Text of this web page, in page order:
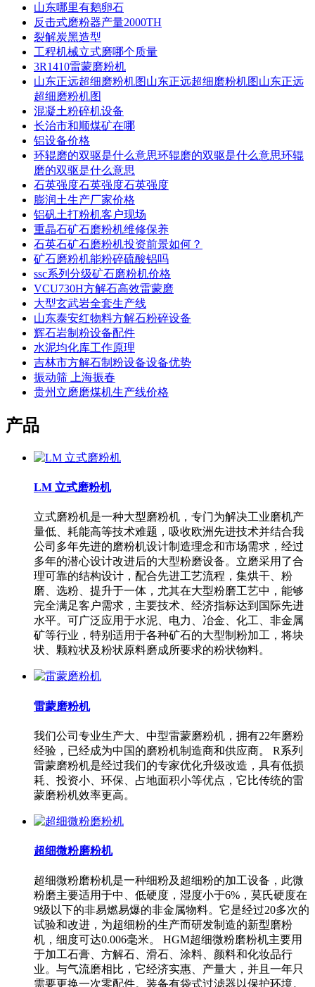
山东哪里有鹅卵石
反击式磨粉器产量2000TH
裂解炭黑造型
工程机械立式磨哪个质量
3R1410雷蒙磨粉机
山东正远超细磨粉机图山东正远超细磨粉机图山东正远
超细磨粉机图
混凝土粉碎机设备
长治市和顺煤矿在哪
铝设备价格
环辊磨的双驱是什么意思环辊磨的双驱是什么意思环辊
磨的双驱是什么意思
石英强度石英强度石英强度
膨润土生产厂家价格
铝矾土打粉机客户现场
重晶石矿石磨粉机维修保养
石英石矿石磨粉机投资前景如何？
矿石磨粉机能粉碎硫酸铝吗
ssc系列分级矿石磨粉机价格
VCU730H方解石高效雷蒙磨
大型玄武岩全套生产线
山东泰安红物料方解石粉碎设备
辉石岩制粉设备配件
水泥均化库工作原理
吉林市方解石制粉设备设备优势
振动筛 上海振春
贵州立磨磨煤机生产线价格
产品
LM 立式磨粉机
立式磨粉机是一种大型磨粉机，专门为解决工业磨机产
量低、耗能高等技术难题，吸收欧洲先进技术并结合我
公司多年先进的磨粉机设计制造理念和市场需求，经过
多年的潜心设计改进后的大型粉磨设备。立磨采用了合
理可靠的结构设计，配合先进工艺流程，集烘干、粉
磨、选粉、提升于一体，尤其在大型粉磨工艺中，能够
完全满足客户需求，主要技术、经济指标达到国际先进
水平。可广泛应用于水泥、电力、冶金、化工、非金属
矿等行业，特别适用于各种矿石的大型制粉加工，将块
状、颗粒状及粉状原料磨成所要求的粉状物料。
雷蒙磨粉机
我们公司专业生产大、中型雷蒙磨粉机，拥有22年磨粉
经验，已经成为中国的磨粉机制造商和供应商。 R系列
雷蒙磨粉机是经过我们的专家优化升级改造，具有低损
耗、投资小、环保、占地面积小等优点，它比传统的雷
蒙磨粉机效率更高。
超细微粉磨粉机
超细微粉磨粉机是一种细粉及超细粉的加工设备，此微
粉磨主要适用于中、低硬度，湿度小于6%，莫氏硬度在
9级以下的非易燃易爆的非金属物料。它是经过20多次的
试验和改进，为超细粉的生产而研发制造的新型磨粉
机，细度可达0.006毫米。 HGM超细微粉磨粉机主要用
于加工石膏、方解石、滑石、涂料、颜料和化妆品行
业。与气流磨相比，它经济实惠、产量大，并且一年只
需要更换一次零配件。装备有袋式过滤器以保护环境。